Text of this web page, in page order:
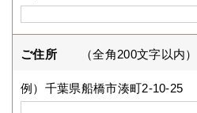
ご住所 （全角200文字以内）
例）千葉県船橋市湊町2-10-25